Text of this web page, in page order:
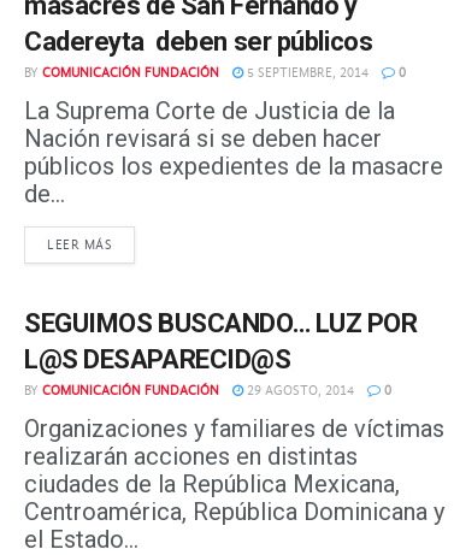
Cadereyta deben ser públicos
BY COMUNICACIÓN FUNDACIÓN 5 SEPTIEMBRE, 2014 0
La Suprema Corte de Justicia de la
Nación revisará si se deben hacer
públicos los expedientes de la masacre
de...
LEER MÁS
SEGUIMOS BUSCANDO… LUZ POR
L@S DESAPARECID@S
BY COMUNICACIÓN FUNDACIÓN 29 AGOSTO, 2014 0
Organizaciones y familiares de víctimas
realizarán acciones en distintas
ciudades de la República Mexicana,
Centroamérica, República Dominicana y
el Estado...